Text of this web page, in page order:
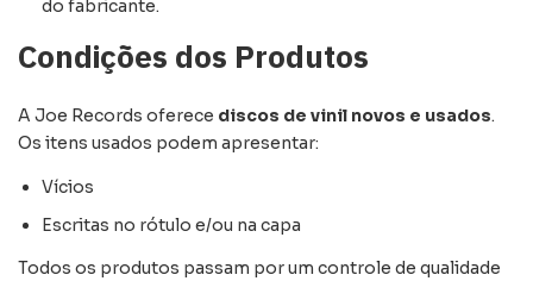
do fabricante.
Condições dos Produtos
A Joe Records oferece discos de vinil novos e usados.
Os itens usados podem apresentar:
Vícios
Escritas no rótulo e/ou na capa
Todos os produtos passam por um controle de qualidade